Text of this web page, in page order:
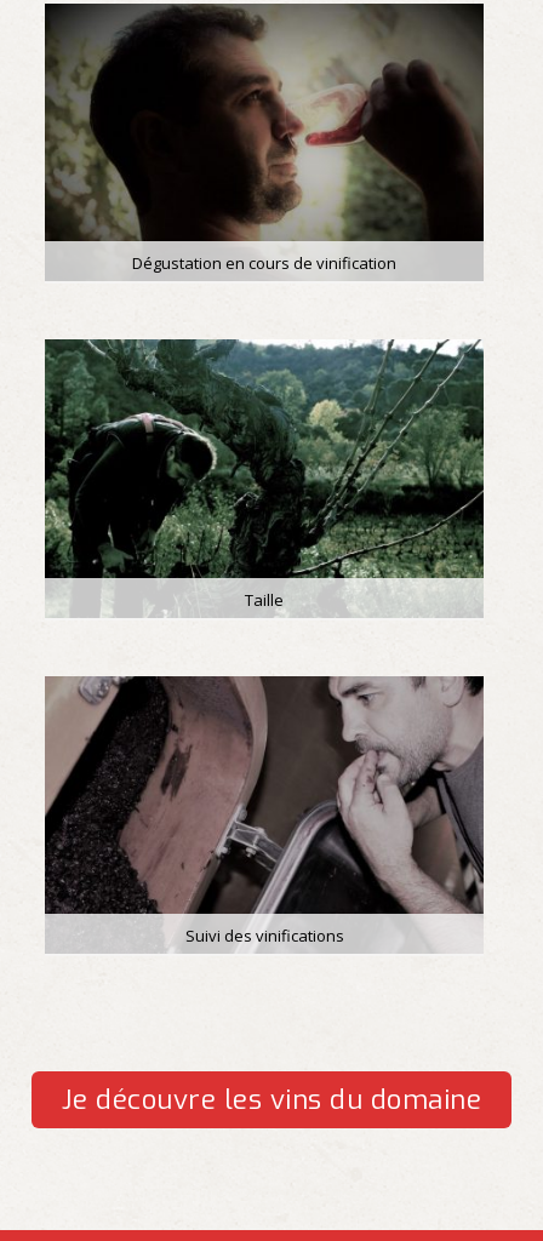
Dégustation en cours de vinification
Taille
Suivi des vinifications
Je découvre les vins du domaine